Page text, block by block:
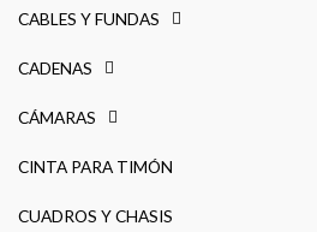
CABLES Y FUNDAS
CADENAS
CÁMARAS
CINTA PARA TIMÓN
CUADROS Y CHASIS